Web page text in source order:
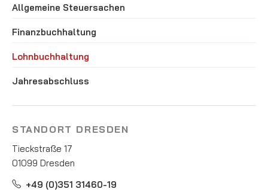
Allgemeine Steuersachen
Finanzbuchhaltung
Lohnbuchhaltung
Jahresabschluss
STANDORT DRESDEN
Tieckstraße 17
01099 Dresden
+49 (0)351 31460-19